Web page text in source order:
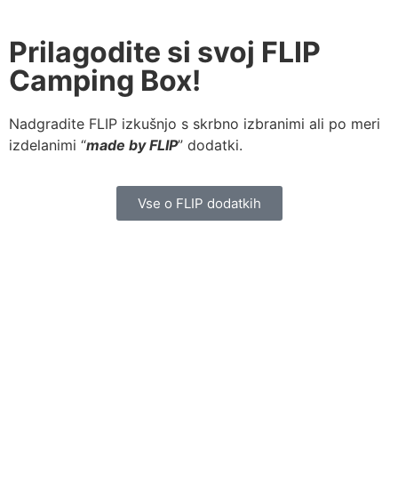
Prilagodite si svoj FLIP
Camping Box!
Nadgradite FLIP izkušnjo s skrbno izbranimi ali po meri
izdelanimi “made by FLIP” dodatki.
Vse o FLIP dodatkih